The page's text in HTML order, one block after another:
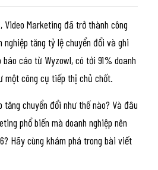
Video Marketing đã trở thành công
nghiệp tăng tỷ lệ chuyển đổi và ghi
cáo từ Wyzowl, có tới 91% doanh
một công cụ tiếp thị chủ chốt.
tăng chuyển đổi như thế nào? Và đâu
phổ biến mà doanh nghiệp nên
Hãy cùng khám phá trong bài viết